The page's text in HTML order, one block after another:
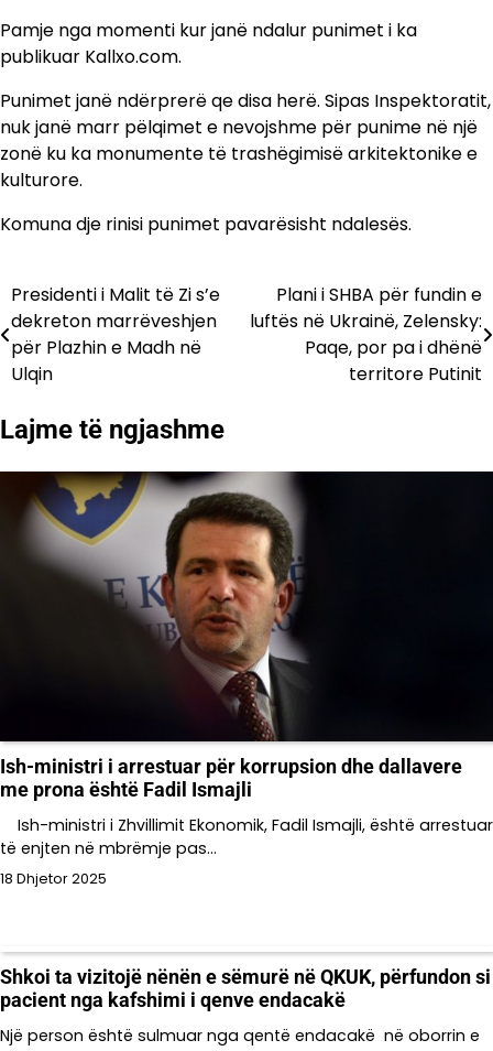
Pamje nga momenti kur janë ndalur punimet i ka
publikuar Kallxo.com.
Punimet janë ndërprerë qe disa herë. Sipas Inspektoratit,
nuk janë marr pëlqimet e nevojshme për punime në një
zonë ku ka monumente të trashëgimisë arkitektonike e
kulturore.
Komuna dje rinisi punimet pavarësisht ndalesës.
Lëvizje
te
postimet
Presidenti i Malit të Zi s’e
dekreton marrëveshjen
për Plazhin e Madh në
Ulqin
Plani i SHBA për fundin e
luftës në Ukrainë, Zelensky:
Paqe, por pa i dhënë
territore Putinit
Lajme të ngjashme
Ish-ministri i arrestuar për korrupsion dhe dallavere
me prona është Fadil Ismajli
Ish-ministri i Zhvillimit Ekonomik, Fadil Ismajli, është arrestuar
të enjten në mbrëmje pas…
18 Dhjetor 2025
Shkoi ta vizitojë nënën e sëmurë në QKUK, përfundon si
pacient nga kafshimi i qenve endacakë
Një person është sulmuar nga qentë endacakë në oborrin e